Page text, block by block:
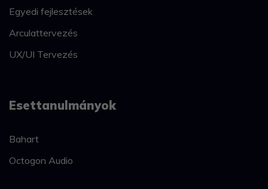
Egyedi fejlesztések
Arculattervezés
UX/UI Tervezés
Esettanulmányok
Bahart
Octogon Audio